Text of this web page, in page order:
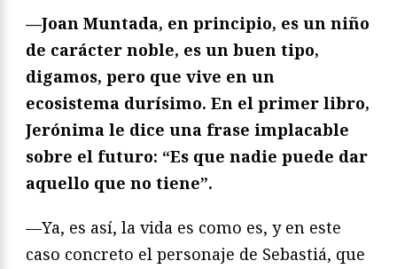
—Joan Muntada, en principio, es un niño
de carácter noble, es un buen tipo,
digamos, pero que vive en un
ecosistema durísimo. En el primer libro,
Jerónima le dice una frase implacable
sobre el futuro: “Es que nadie puede dar
aquello que no tiene”.
—Ya, es así, la vida es como es, y en este
caso concreto el personaje de Sebastiá, que